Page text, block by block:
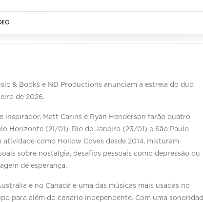
& Books e ND Productions anunciam a estreia do duo
de 2026.
inspirador, Matt Carins e Ryan Henderson farão quatro
Horizonte (21/01), Rio de Janeiro (23/01) e São Paulo
como Hollow Coves desde 2014, misturam
sobre nostalgia, desafios pessoais como depressão ou
de esperança.
e no Canadá e uma das músicas mais usadas no
para além do cenário independente. Com uma